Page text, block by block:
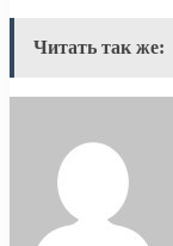
Читать так же: